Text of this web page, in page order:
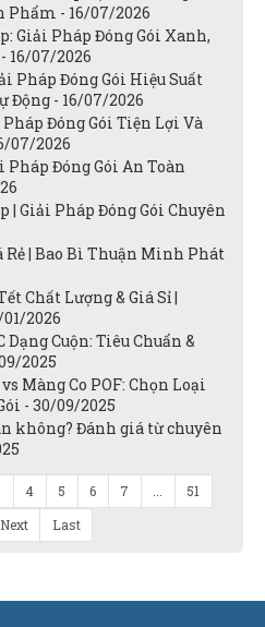
Phẩm - 16/07/2026
Giải Pháp Đóng Gói Xanh,
16/07/2026
Pháp Đóng Gói Hiệu Suất
Động - 16/07/2026
Đóng Gói Tiện Lợi Và
07/2026
Pháp Đóng Gói An Toàn
| Giải Pháp Đóng Gói Chuyên
Rẻ | Bao Bì Thuận Minh Phát
Chất Lượng & Giá Sỉ |
2026
Dạng Cuộn: Tiêu Chuẩn &
2025
Màng Co POF: Chọn Loại
- 30/09/2025
không? Đánh giá từ chuyên
4 5 6 7
51
Next Last